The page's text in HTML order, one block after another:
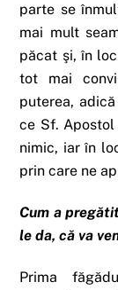
parte se
mai mult
păcat şi, în
tot mai
puterea,
ce Sf. Apostol
nimic, iar în
prin care ne
Cum a
le da, că va
Prima